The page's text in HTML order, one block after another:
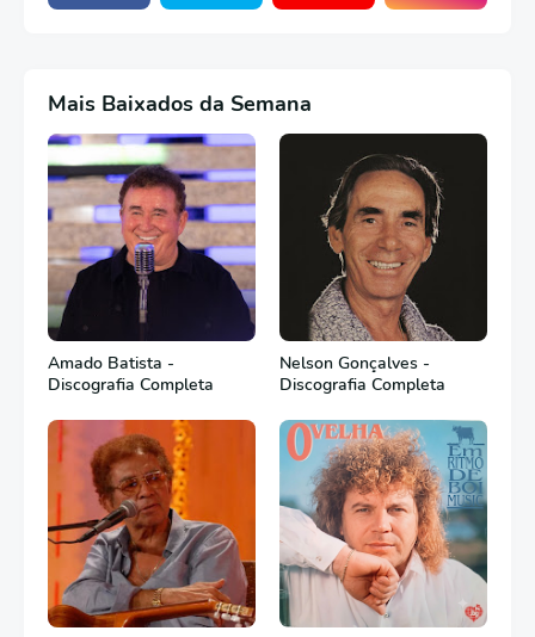
Mais Baixados da Semana
Amado Batista -
Discografia Completa
Nelson Gonçalves -
Discografia Completa